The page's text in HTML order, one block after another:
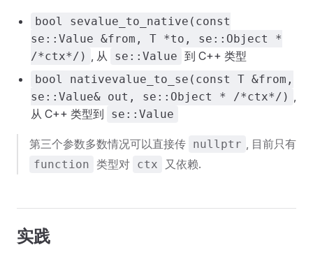
bool sevalue_to_native(const
se::Value &from, T *to, se::Object *
/*ctx*/) , 从 se::Value 到 C++ 类型
bool nativevalue_to_se(const T &from,
se::Value& out, se::Object * /*ctx*/) ,
从 C++ 类型到
se::Value
第三个参数多数情况可以直接传 nullptr , 目前只有
function 类型对 ctx 又依赖.
实践